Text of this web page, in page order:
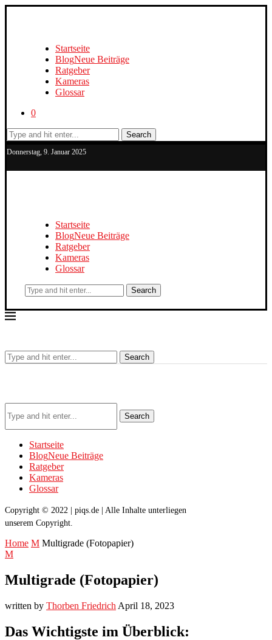
Startseite
BlogNeue Beiträge
Ratgeber
Kameras
Glossar
0
Search
Donnerstag, 9. Januar 2025
Startseite
BlogNeue Beiträge
Ratgeber
Kameras
Glossar
Search
Search
Search
Startseite
BlogNeue Beiträge
Ratgeber
Kameras
Glossar
Copyright © 2022 | piqs.de | Alle Inhalte unterliegen
unserem Copyright.
Home M Multigrade (Fotopapier)
M
Multigrade (Fotopapier)
written by Thorben Friedrich April 18, 2023
Das Wichtigste im Überblick: